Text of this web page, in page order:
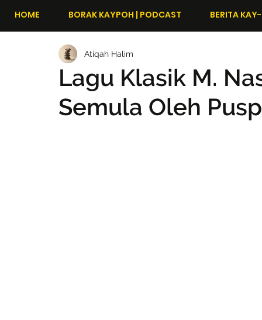
HOME BORAK KAYPOH | PODCAST BERITA
Lagu Klasik M.
Semula Oleh
Atiqah Halim